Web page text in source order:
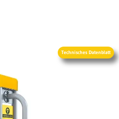
Technisches Datenblatt